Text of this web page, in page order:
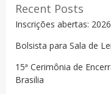
Recent Posts
Inscrições abertas:
Bolsista para Sala de
15ª Cerimônia de
Brasilia